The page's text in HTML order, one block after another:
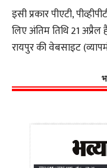
इसी प्रकार पीएटी,
लिए अंतिम तिथि 21 अप्रैल
रायपुर की वेबसाइट